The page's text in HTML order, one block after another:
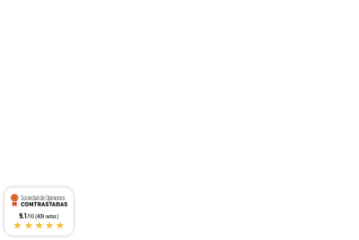
9.1/10 (409 notas)
★★★★★